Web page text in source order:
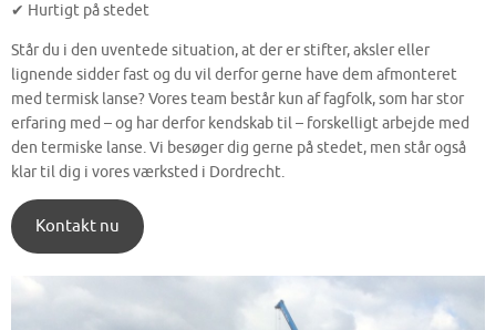
✔ Hurtigt på stedet
Står du i den uventede situation, at der er stifter, aksler eller
lignende sidder fast og du vil derfor gerne have dem afmonteret
med termisk lanse? Vores team består kun af fagfolk, som har stor
erfaring med – og har derfor kendskab til – forskelligt arbejde med
den termiske lanse. Vi besøger dig gerne på stedet, men står også
klar til dig i vores værksted i Dordrecht.
Kontakt nu